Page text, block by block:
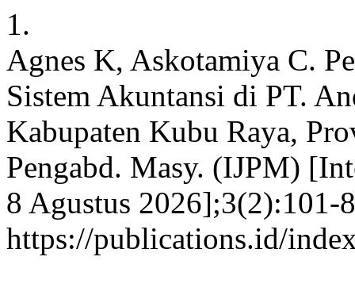
1.
Agnes K, Askotamiya C.
Sistem Akuntansi di PT.
Kabupaten Kubu Raya,
Pengabd. Masy. (IJPM)
8 Agustus 2026];3(2):101-
https://publications.id/